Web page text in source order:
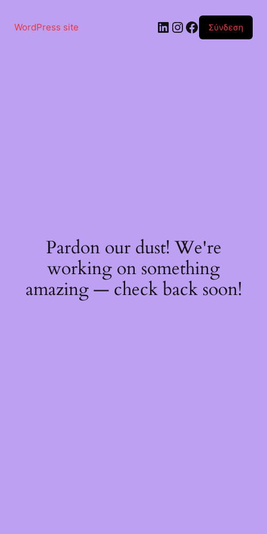
περιεχόμενο
WordPress site Linkedin
Instagram
Facebook
Σύνδεση
Pardon our dust! We're
working on something
amazing — check back soon!